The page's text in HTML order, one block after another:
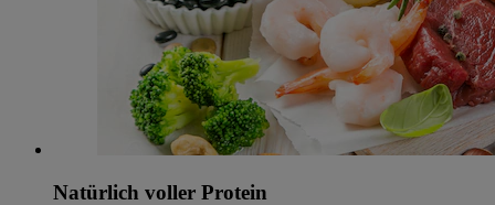
Natürlich voller Protein